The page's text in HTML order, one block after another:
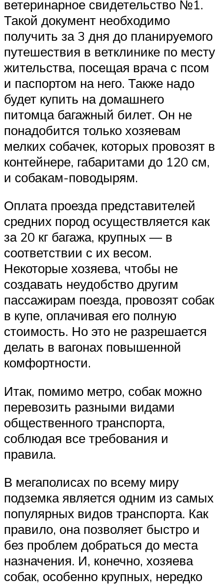
ветеринарное свидетельство №1.
Такой документ необходимо
получить за 3 дня до планируемого
путешествия в ветклинике по месту
жительства, посещая врача с псом
и паспортом на него. Также надо
будет купить на домашнего
питомца багажный билет. Он не
понадобится только хозяевам
мелких собачек, которых провозят в
контейнере, габаритами до 120 см,
и собакам-поводырям.
Оплата проезда представителей
средних пород осуществляется как
за 20 кг багажа, крупных — в
соответствии с их весом.
Некоторые хозяева, чтобы не
создавать неудобство другим
пассажирам поезда, провозят собак
в купе, оплачивая его полную
стоимость. Но это не разрешается
делать в вагонах повышенной
комфортности.
Итак, помимо метро, собак можно
перевозить разными видами
общественного транспорта,
соблюдая все требования и
правила.
В мегаполисах по всему миру
подземка является одним из самых
популярных видов транспорта. Как
правило, она позволяет быстро и
без проблем добраться до места
назначения. И, конечно, хозяева
собак, особенно крупных, нередко